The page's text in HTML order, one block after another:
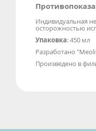
Индивидуальная
осторожностью
Упаковка: 450 мл
Разработано
Произведено в